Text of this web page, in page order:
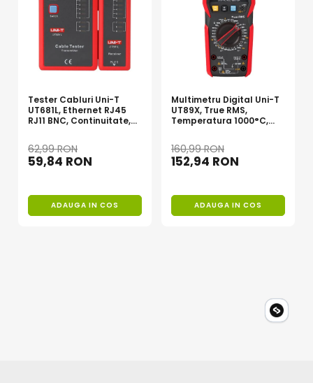
Tester Cabluri Uni-T
UT681L, Ethernet RJ45
RJ11 BNC, Continuitate,
62,99 RON
59,84 RON
ADAUGA IN COS
Multimetru Digital Uni-T
UT89X, True RMS,
Temperatura 1000°C,
160,99 RON
152,94 RON
ADAUGA IN COS